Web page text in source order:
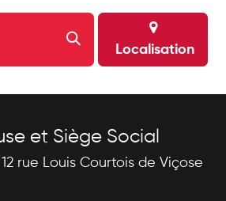
Localisation
et Siège Social
rue Louis Courtois de Viçose